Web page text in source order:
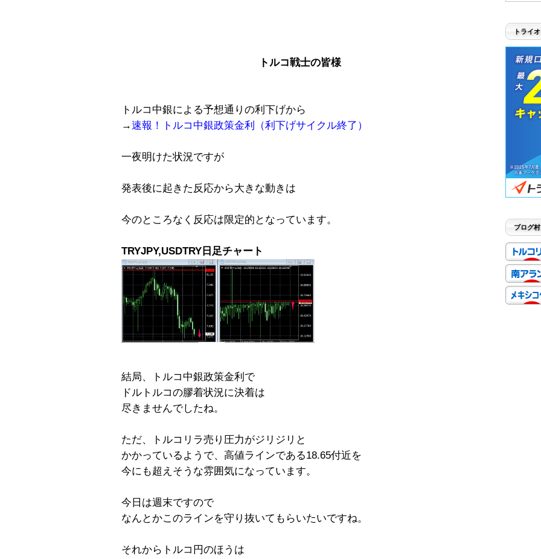
トルコ戦士の皆様
トルコ中銀による予想通りの利下げから
→速報！トルコ中銀政策金利（利下げサイクル終了）
一夜明けた状況ですが
発表後に起きた反応から大きな動きは
今のところなく反応は限定的となっています。
TRYJPY,USDTRY日足チャート
結局、トルコ中銀政策金利で
ドルトルコの膠着状況に決着は
尽きませんでしたね。
ただ、トルコリラ売り圧力がジリジリと
かかっているようで、高値ラインである18.65付近を
今にも超えそうな雰囲気になっています。
今日は週末ですので
なんとかこのラインを守り抜いてもらいたいですね。
それからトルコ円のほうは
トライ
ブログ村